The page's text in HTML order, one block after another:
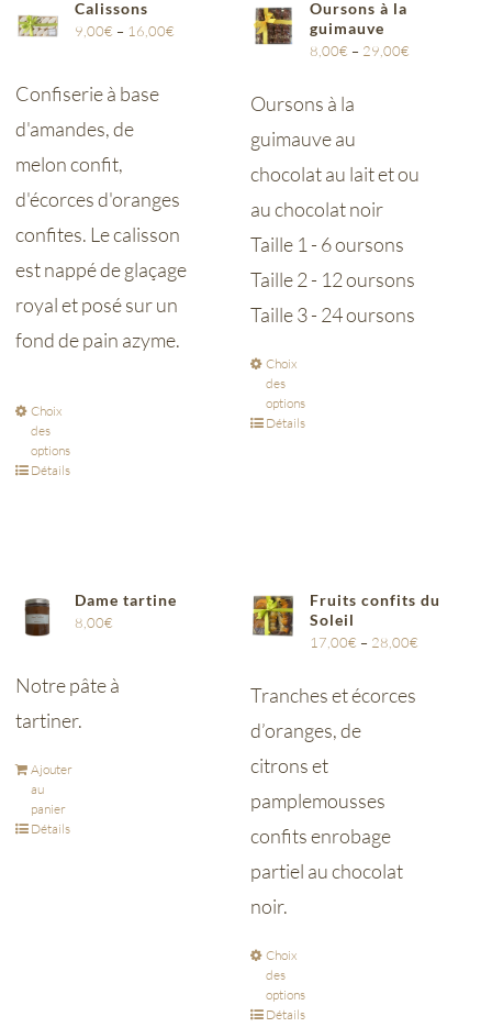
Calissons
9,00€ – 16,00€
Confiserie à base
d'amandes, de
melon confit,
d'écorces d'oranges
confites. Le calisson
est nappé de glaçage
royal et posé sur un
fond de pain azyme.
Choix
des
options
Détails
Oursons à la
guimauve
8,00€ – 29,00€
Oursons à la
guimauve au
chocolat au lait et ou
au chocolat noir
Taille 1 - 6 oursons
Taille 2 - 12 oursons
Taille 3 - 24 oursons
Choix
des
options
Détails
Dame tartine
8,00€
Notre pâte à
tartiner.
Ajouter
au
panier
Détails
Fruits confits du
Soleil
17,00€ – 28,00€
Tranches et écorces
d’oranges, de
citrons et
pamplemousses
confits enrobage
partiel au chocolat
noir.
Choix
des
options
Détails